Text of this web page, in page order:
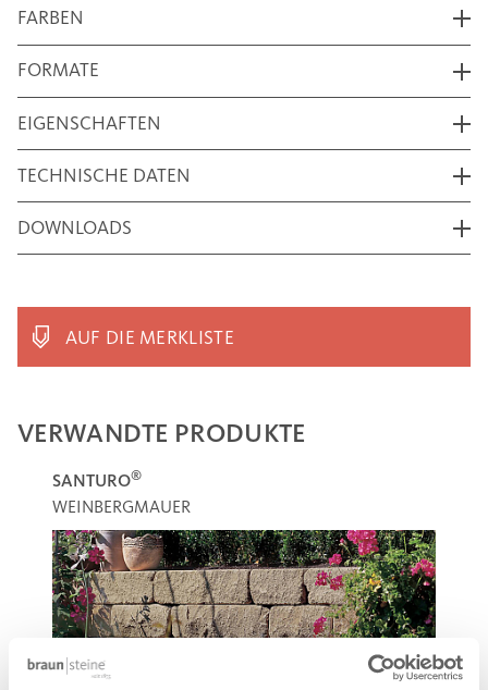
FARBEN
FORMATE
EIGENSCHAFTEN
TECHNISCHE DATEN
DOWNLOADS
AUF DIE MERKLISTE
VERWANDTE PRODUKTE
SANTURO®
WEINBERGMAUER